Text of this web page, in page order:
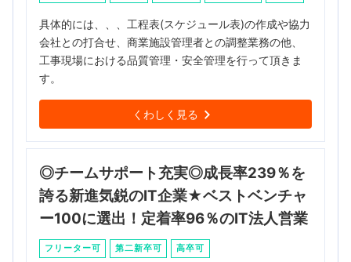
具体的には、、、工程表(スケジュール表)の作成や協力
会社との打合せ、商業施設管理者との調整業務の他、
工事現場における品質管理・安全管理を行って頂きま
す。
くわしく見る
◎チームサポート充実◎成長率239％を
誇る新進気鋭のIT企業★ベストベンチャ
ー100に選出！定着率96％のIT法人営業
フリーター可 第二新卒可 高卒可